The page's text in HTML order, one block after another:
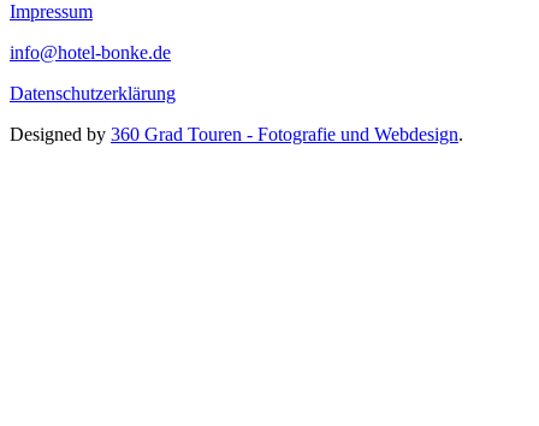
Impressum
info@hotel-bonke.de
Datenschutzerklärung
Designed by 360 Grad Touren - Fotografie und Webdesign.